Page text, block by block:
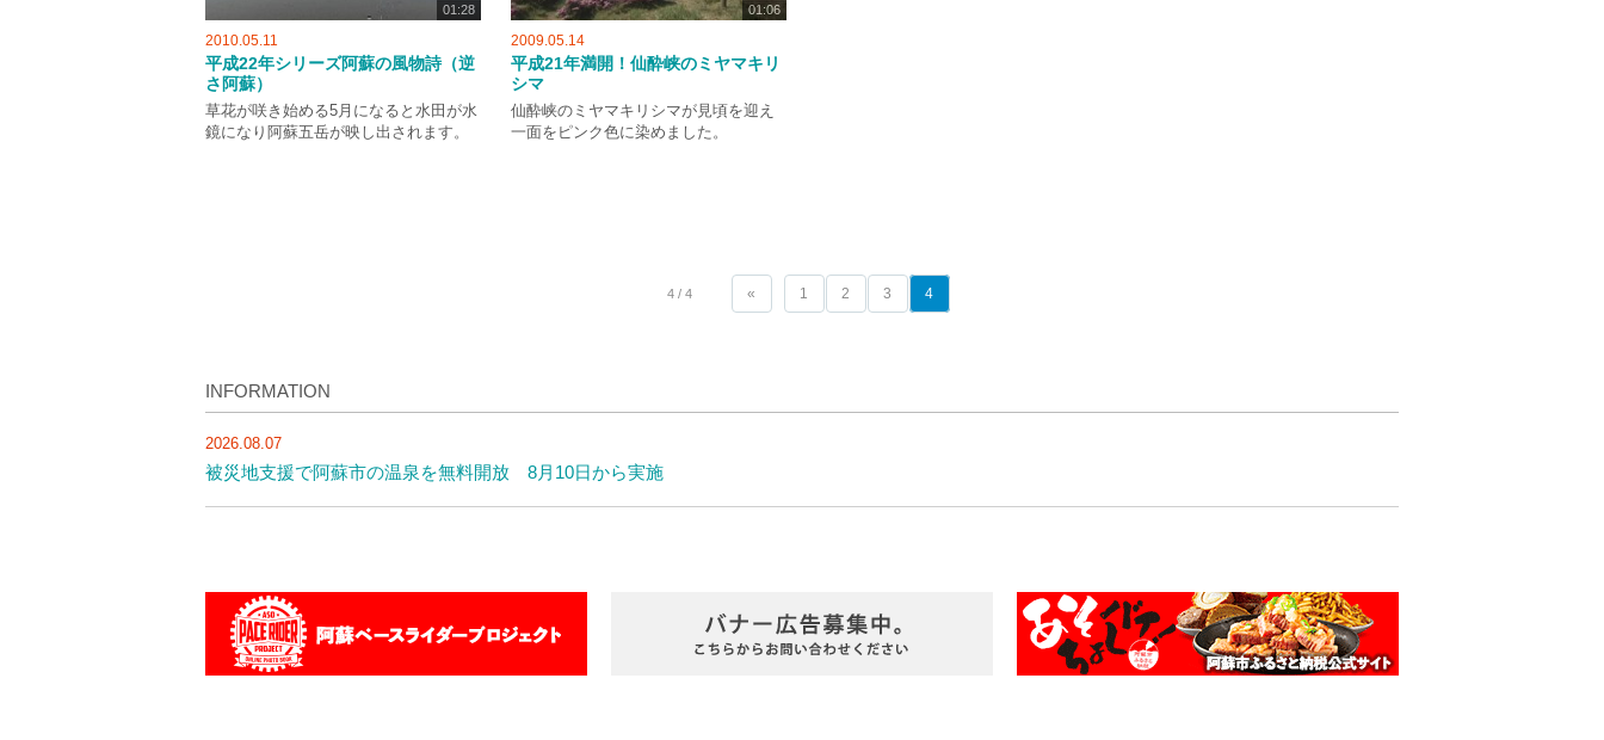
01:28
2010.05.11
平成22年シリーズ阿蘇の風物詩（逆
さ阿蘇）
草花が咲き始める5月になると水田が水
鏡になり阿蘇五岳が映し出されます。
01:06
2009.05.14
平成21年満開！仙酔峡のミヤマキリ
シマ
仙酔峡のミヤマキリシマが見頃を迎え
一面をピンク色に染めました。
4 / 4 « 1 2 3 4
INFORMATION
2026.08.07
被災地支援で阿蘇市の温泉を無料開放 8月10日から実施